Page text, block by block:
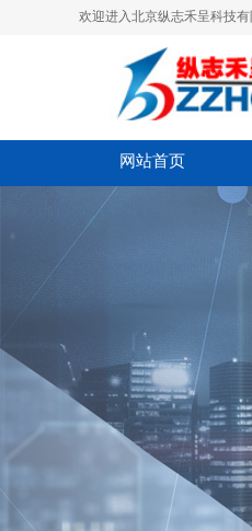
欢迎进入北京纵志禾呈科技有
网站首页